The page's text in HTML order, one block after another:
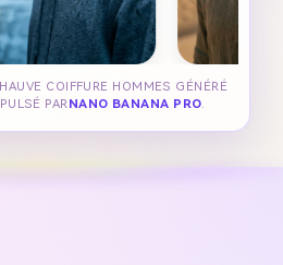
COIFFURE HOMMES GÉNÉRÉ
PAR NANO BANANA PRO.